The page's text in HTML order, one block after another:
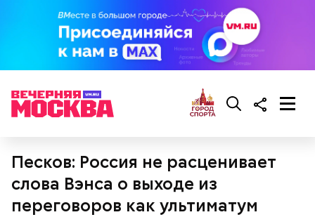
Песков: Россия не расценивает
слова Вэнса о выходе из
переговоров как ультиматум
Помимо этого, Цуркова раскритиковала боевые
действия Израиля в секторе Газа. Также женщина